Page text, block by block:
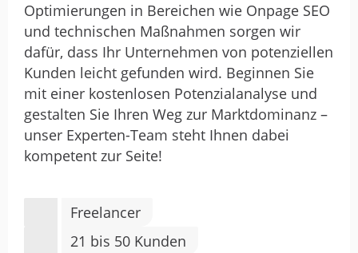
Optimierungen in Bereichen wie Onpage SEO
und technischen Maßnahmen sorgen wir
dafür, dass Ihr Unternehmen von potenziellen
Kunden leicht gefunden wird. Beginnen Sie
mit einer kostenlosen Potenzialanalyse und
gestalten Sie Ihren Weg zur Marktdominanz –
unser Experten-Team steht Ihnen dabei
kompetent zur Seite!
Freelancer
21 bis 50 Kunden